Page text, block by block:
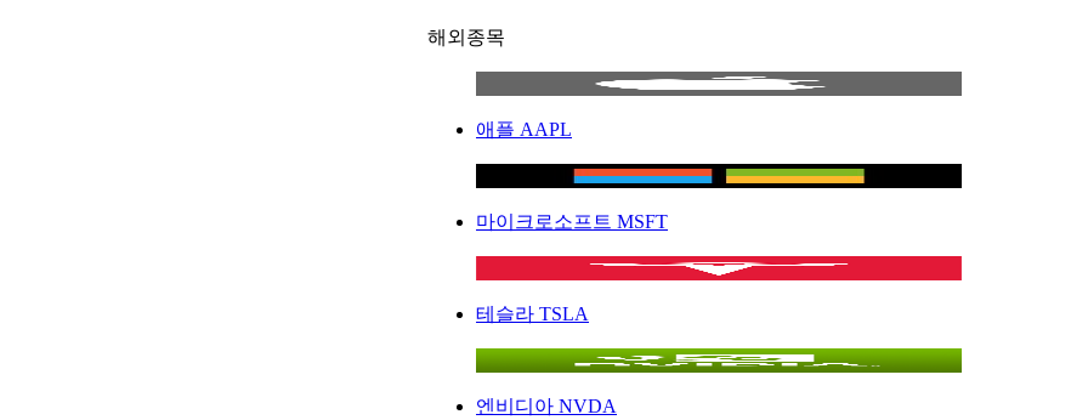
해외종목
애플 AAPL
마이크로소프트 MSFT
테슬라 TSLA
엔비디아 NVDA